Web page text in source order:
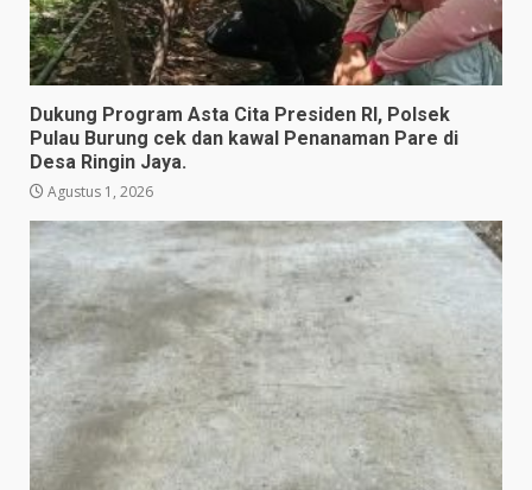
Dukung Program Asta Cita Presiden RI, Polsek
Pulau Burung cek dan kawal Penanaman Pare di
Desa Ringin Jaya.
Agustus 1, 2026